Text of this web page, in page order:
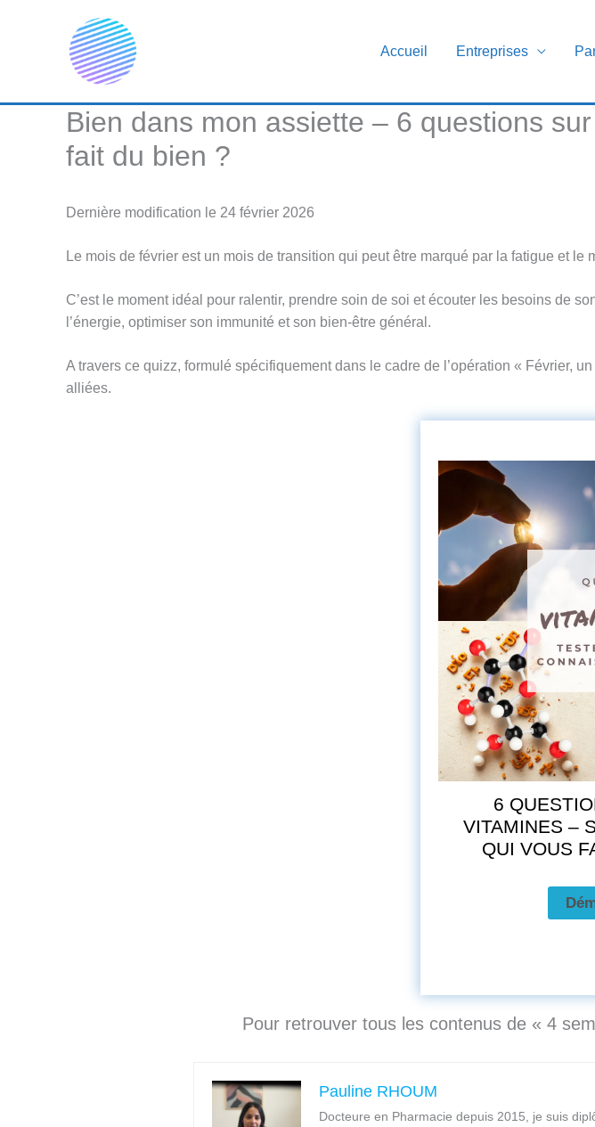
Accueil Entreprises
Bien dans mon assiette – 6 questions
fait du bien ?
Dernière modification le 24 février 2026
Le mois de février est un mois de transition qui peut être marqué par la fatigue et le
C’est le moment idéal pour ralentir, prendre soin de soi et écouter les besoins de
l’énergie, optimiser son immunité et son bien-être général.
A travers ce quizz, formulé spécifiquement dans le cadre de l’opération « Février,
alliées.
6
VITAMINES –
QUI VOUS
Pour retrouver tous les contenus de « 4
Pauline RHOUM
Docteure en Pharmacie depuis 2015, je suis